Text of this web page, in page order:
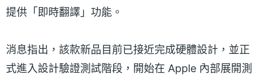
提供「即時翻譯」功能。
消息指出，該款新品目前已接近完成硬體設計，並正
式進入設計驗證測試階段，開始在 Apple 內部展開測